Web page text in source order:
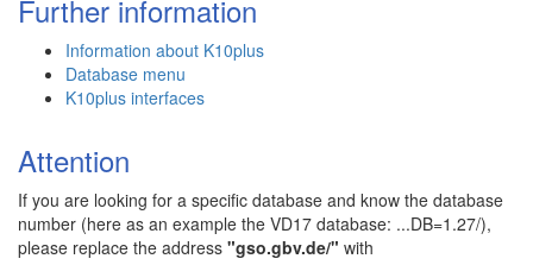
Further information
Information about K10plus
Database menu
K10plus interfaces
Attention
If you are looking for a specific database and know the database
number (here as an example the VD17 database: ...DB=1.27/),
please replace the address "gso.gbv.de/" with